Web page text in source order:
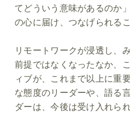
てどういう意味があるのか
の心に届け、つなげられる
リモートワークが浸透し、
前提ではなくなったなか、
ィブが、これまで以上に重
な態度のリーダーや、語る
ダーは、今後は受け入れら